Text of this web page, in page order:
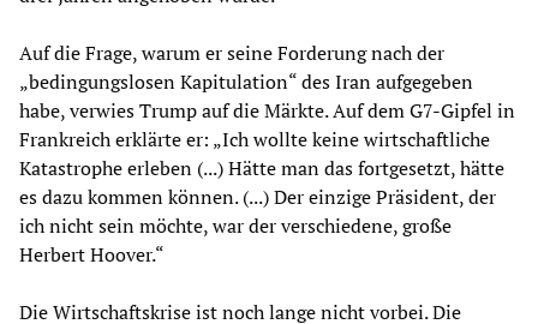
Auf die Frage, warum er seine Forderung nach der
„bedingungslosen Kapitulation“ des Iran aufgegeben
habe, verwies Trump auf die Märkte. Auf dem G7-Gipfel in
Frankreich erklärte er: „Ich wollte keine wirtschaftliche
Katastrophe erleben (...) Hätte man das fortgesetzt, hätte
es dazu kommen können. (...) Der einzige Präsident, der
ich nicht sein möchte, war der verschiedene, große
Herbert Hoover.“
Die Wirtschaftskrise ist noch lange nicht vorbei. Die